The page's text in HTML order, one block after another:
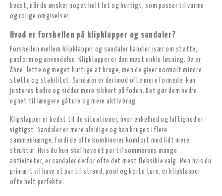
bedst, når du ønsker noget helt let og hurtigt, som passer til varme
og rolige omgivelser.
Hvad er forskellen på klipklapper og sandaler?
Forskellen mellem klipklapper og sandaler handler især om støtte,
pasform og anvendelse. Klipklapper er den mest enkle løsning. De er
åbne, lette og meget hurtige at bruge, men de giver normalt mindre
støtte og stabilitet. Sandaler er derimod ofte mere formede, kan
justeres bedre og sidder mere sikkert på foden. Det gør dem bedre
egnet til længere gåture og mere aktiv brug.
Klipklapper er bedst til de situationer, hvor enkelhed og luftighed er
vigtigst. Sandaler er mere alsidige og kan bruges i flere
sammenhænge, fordi de ofte kombinerer komfort med lidt mere
struktur. Hvis du kun skal have ét par til sommerens mange
aktiviteter, er sandaler derfor ofte det mest fleksible valg. Men hvis du
primært vil have et par til strand, pool og korte ture, er klipklapper
ofte helt perfekte.